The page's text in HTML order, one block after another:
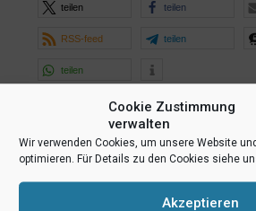
Cookie Zustimmung
verwalten
Wir verwenden Cookies, um unsere Website
optimieren. Für Details zu den Cookies siehe
Akzeptieren
teilen teilen
RSS-feed teilen
teilen
Ähnliche Beiträge